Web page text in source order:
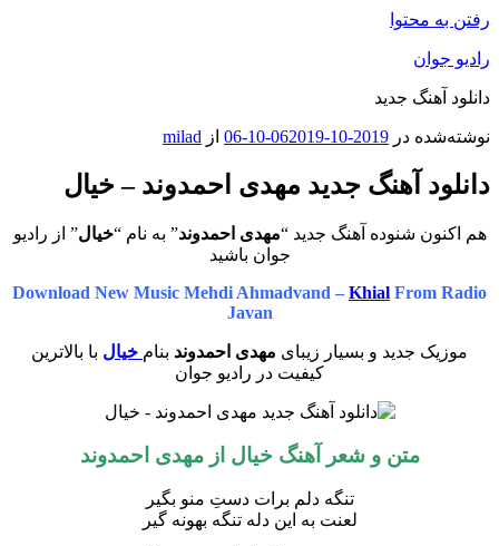
رفتن به محتوا
رادیو جوان
دانلود آهنگ جدید
نوشته‌شده در 2019-10-06
2019-10-06 از milad
دانلود آهنگ جدید مهدی احمدوند – خیال
هم اکنون شنوده آهنگ جدید “مهدی احمدوند” به نام “خیال” از رادیو
جوان باشید
Download New Music Mehdi Ahmadvand – Khial From Radio
Javan
موزیک جدید و بسیار زیبای مهدی احمدوند بنام خیال با بالاترین
کیفیت در رادیو جوان
متن و شعر آهنگ خیال از مهدی احمدوند
تنگه دلم برات دستِ منو بگیر
لعنت به این دله تنگه بهونه گیر